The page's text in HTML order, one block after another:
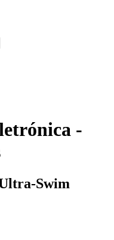
-
Swim